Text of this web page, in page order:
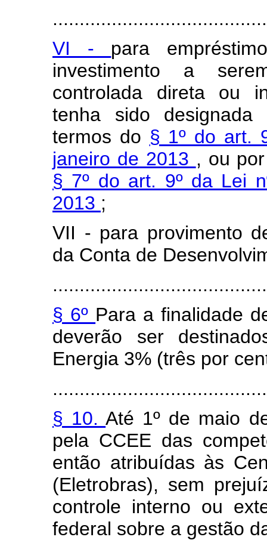
VI - para
investimento a
controlada direta ou
tenha sido
termos do § 1º do art.
janeiro de 2013 , ou
§ 7º do art. 9º da Lei
2013 ;
VII - para provimento
da Conta de
§ 6º Para a finalidade
deverão ser
Energia 3% (três por
§ 10.Até 1º de maio
pela CCEE das
então atribuídas às
(Eletrobras), sem
controle interno ou
federal sobre a gestão